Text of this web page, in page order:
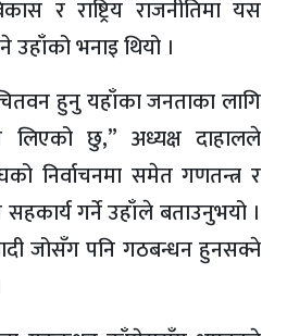
र राष्ट्रिय राजनीतिमा यस
भनाइ थियो ।
हुनु यहाँका जनताका लागि
लिएको छु,” अध्यक्ष दाहालले
निर्वाचनमा समेत गणतन्त्र र
गर्ने उहाँले बताउनुभयो ।
जोसँग पनि गठबन्धन हुनसक्ने